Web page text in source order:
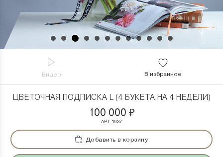
Видео В избранное
ЦВЕТОЧНАЯ ПОДПИСКА L (4 БУКЕТА НА 4 НЕДЕЛИ)
100 000 ₽
АРТ. 1937
Добавить в корзину